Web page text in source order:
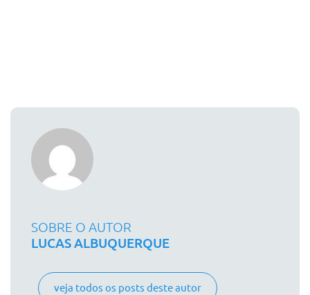
SOBRE O AUTOR
LUCAS ALBUQUERQUE
veja todos os posts deste autor